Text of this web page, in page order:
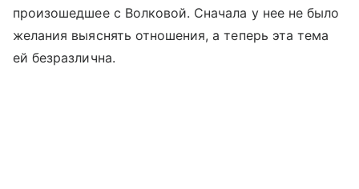
произошедшее с Волковой. Сначала у нее не было
желания выяснять отношения, а теперь эта тема
ей безразлична.